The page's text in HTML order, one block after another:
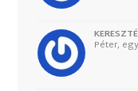
Péter,